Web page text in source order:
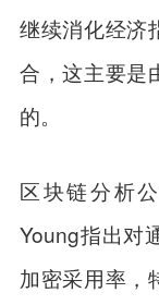
继续消化经济
合，这主要是
的。
区块链分析
Young指出对
加密采用率，